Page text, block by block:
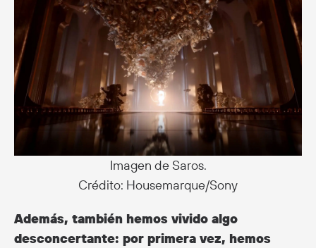
Imagen de Saros.
Crédito: Housemarque/Sony
Además, también hemos vivido algo
desconcertante: por primera vez, hemos